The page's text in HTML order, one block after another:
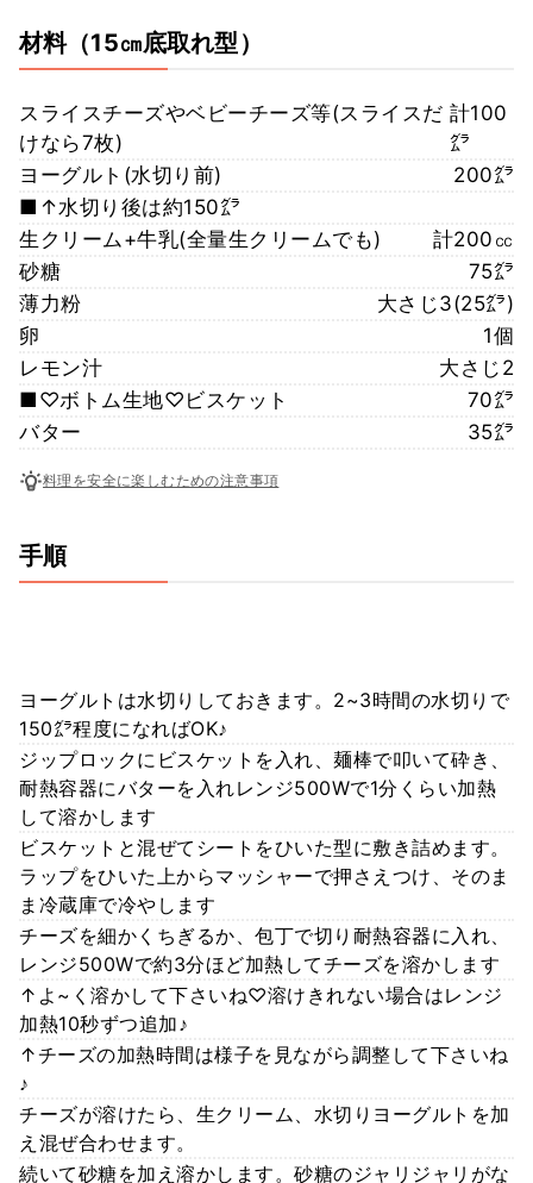
材料（15㎝底取れ型）
スライスチーズやベビーチーズ等(スライスだ
けなら7枚)
計100
㌘
ヨーグルト(水切り前)
200㌘
■↑水切り後は約150㌘
生クリーム+牛乳(全量生クリームでも)
計200㏄
砂糖
75㌘
薄力粉
大さじ3(25㌘)
卵
1個
レモン汁
大さじ2
■♡ボトム生地♡ビスケット
70㌘
バター
35㌘
料理を安全に楽しむための注意事項
手順
ヨーグルトは水切りしておきます。2~3時間の水切りで
150㌘程度になればOK♪
ジップロックにビスケットを入れ、麺棒で叩いて砕き、
耐熱容器にバターを入れレンジ500Wで1分くらい加熱
して溶かします
ビスケットと混ぜてシートをひいた型に敷き詰めます。
ラップをひいた上からマッシャーで押さえつけ、そのま
ま冷蔵庫で冷やします
チーズを細かくちぎるか、包丁で切り耐熱容器に入れ、
レンジ500Wで約3分ほど加熱してチーズを溶かします
↑よ~く溶かして下さいね♡溶けきれない場合はレンジ
加熱10秒ずつ追加♪
↑チーズの加熱時間は様子を見ながら調整して下さいね
♪
チーズが溶けたら、生クリーム、水切りヨーグルトを加
え混ぜ合わせます。
続いて砂糖を加え溶かします。砂糖のジャリジャリがな